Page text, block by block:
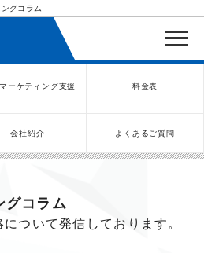
グコラム
ーケティング支援 料金表
会社紹介 よくあるご質問
グコラム
ついて発信しております。